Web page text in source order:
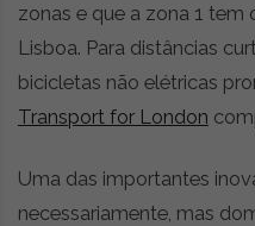
zonas e que a zona 1
Lisboa. Para distâncias
bicicletas não elétricas
Transport for London
Uma das importantes
necessariamente, mas